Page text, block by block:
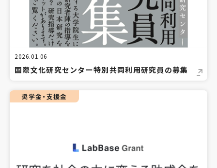
2026.01.06
国際文化研究センター特別共同利用研究員の募集
奨学金・支援金